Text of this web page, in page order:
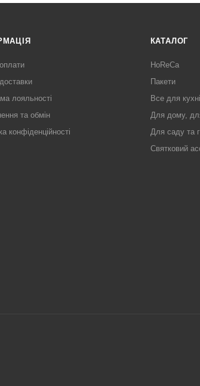
лояльності
та обмін
конфіденційності
КАТАЛОГ
HoReCa
Пакети
Все для кухні
Для дому,
Для саду та
Святковий